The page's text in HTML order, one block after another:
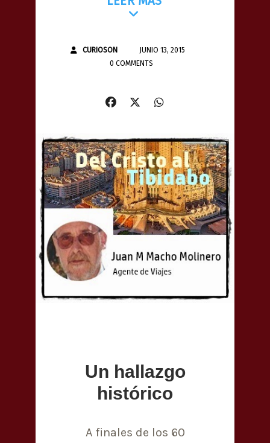
CURIOSON
JUNIO 13, 2015
0 COMMENTS
Un hallazgo
histórico
A finales de los 60